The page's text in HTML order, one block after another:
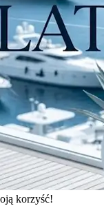
korzyść!